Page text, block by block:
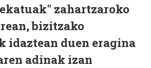
zahartzaroko
bizitzako
idaztean duen eragina
adinak izan